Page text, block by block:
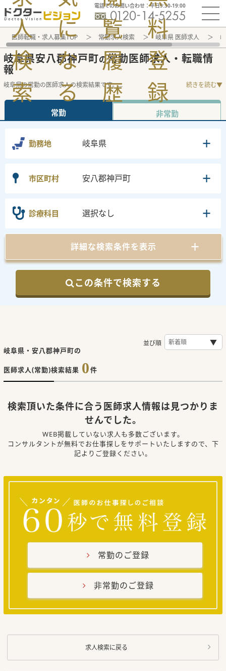
電話でのお問い合わせ：平日9:30-19:00
人
検
索
に
な
る
覧
履
歴
料
登
録
医師転職・求人募集TOP 常勤求人検索 岐阜県 医師求人
岐阜県安八郡神戸町の常勤医師求人・転職情
報
岐阜県の常勤の医師求人の検索結果です。... 続きを読む▼
常勤 非常勤
勤務地 岐阜県
市区町村 安八郡神戸町
診療科目 選択なし
詳細な検索条件を表示
この条件で検索する
岐阜県・安八郡神戸町の
医師求人(常勤)検索結果 0件
並び順
検索頂いた条件に合う医師求人情報は見つかりま
せんでした。
WEB掲載していない求人も多数ございます。
コンサルタントが無料でお仕事探しをサポートいたしますので、下
記よりご登録ください。
常勤のご登録
非常勤のご登録
求人検索に戻る